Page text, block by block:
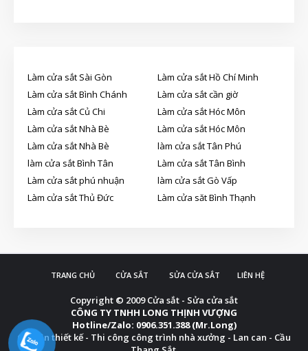
Làm cửa sắt Sài Gòn
Làm cửa sắt Hồ Chí Minh
Làm cửa sắt Bình Chánh
Làm cửa sắt cần giờ
Làm cửa sắt Củ Chi
Làm cửa sắt Hóc Môn
Làm cửa sắt Nhà Bè
Làm cửa sắt Hóc Môn
Làm cửa sắt Nhà Bè
làm cửa sắt Tân Phú
làm cửa sắt Bình Tân
Làm cửa sắt Tân Bình
Làm cửa sắt phú nhuận
làm cửa sắt Gò Vấp
Làm cửa sắt Thủ Đức
Làm cửa săt Bình Thạnh
TRANG CHỦ CỬA SẮT SỬA CỬA SẮT LIÊN HỆ
Copyright © 2009Cửa sắt - Sửa cửa sắt
CÔNG TY TNHH LONG THỊNH VƯỢNG
Hotline/Zalo: 0906.351.388 (Mr.Long)
Chuyên thiết kế - Thi công công trình nhà xưởng - Lan can - Cầu